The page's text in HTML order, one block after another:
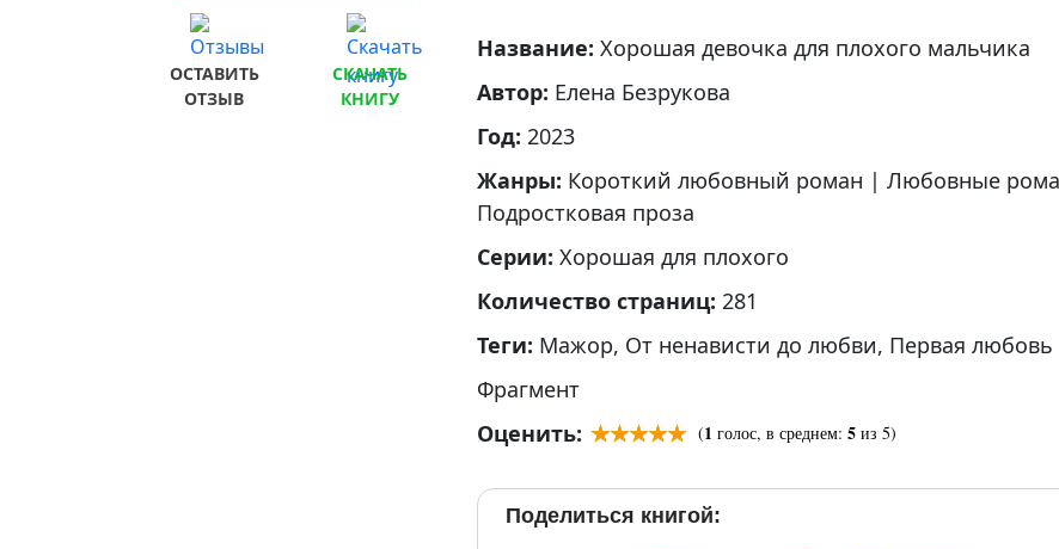
ОСТАВИТЬ
ОТЗЫВ
СКАЧАТЬ
КНИГУ
Название: Хорошая девочка для плохого мальчика
Автор: Елена Безрукова
Год: 2023
Жанры: Короткий любовный роман | Любовные
Подростковая проза
Серии: Хорошая для плохого
Количество страниц: 281
Теги: Мажор, От ненависти до любви, Первая любовь
Фрагмент
Оценить:
(1 голос, в среднем: 5 из 5)
Поделиться книгой: